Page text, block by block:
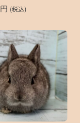
円 (税込)